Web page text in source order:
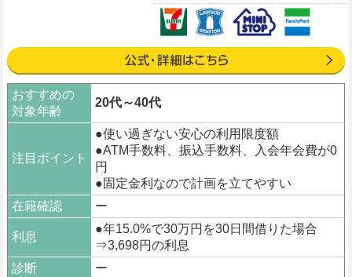
おすすめの
対象年齢
20代～40代
注目ポイント
●使い過ぎない安心の利用限度額
●ATM手数料、振込手数料、入会年会費が0
円
●固定金利なので計画を立てやすい
在籍確認
ー
利息
●年15.0%で30万円を30日間借りた場合
⇒3,698円の利息
診断
ー